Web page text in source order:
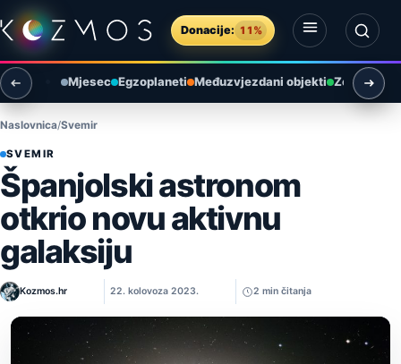
Preskoči na sadržaj
Donacije: 11%
Otvori izbornik
Otvori pretragu
Mjesec Egzoplaneti Međuzvjezdani objekti Zemlja i
Naslovnica Svemir
SVEMIR
Španjolski astronom
otkrio novu aktivnu
galaksiju
Kozmos.hr 22. kolovoza 2023. 2 min čitanja